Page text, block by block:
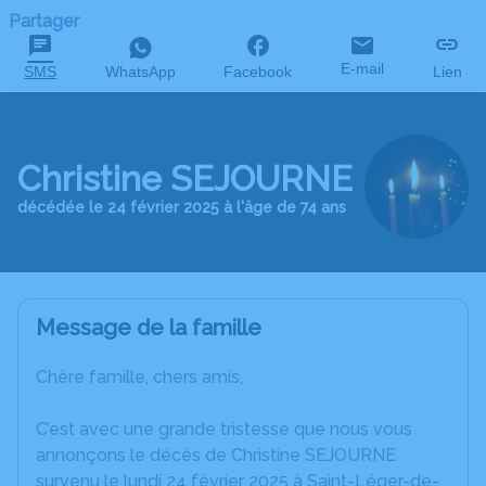
Partager
SMS WhatsApp Facebook E-mail Lien
Christine SEJOURNE
décédée le 24 février 2025 à l'âge de 74 ans
Message de la famille
Chère famille, chers amis,
C’est avec une grande tristesse que nous vous
annonçons le décès de Christine SEJOURNE
survenu le lundi 24 février 2025 à Saint-Léger-de-